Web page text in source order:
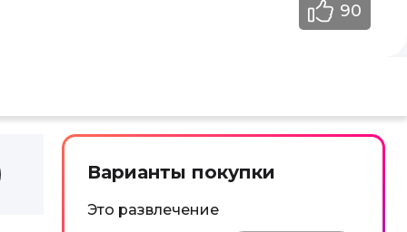
90
Варианты покупки
Это развлечение